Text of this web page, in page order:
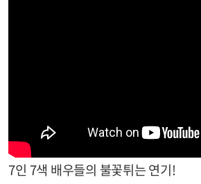
7인 7색 배우들의 불꽃튀는 연기!